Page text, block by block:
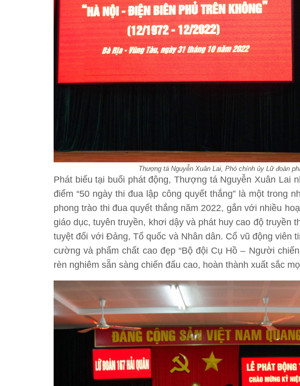
Thượng tá Nguyễn Xuân Lai, Phó chính ủy Lữ đoàn
Phát biểu tại buổi phát động, Thượng tá Nguyễn Xuân Lai
điểm “50 ngày thi đua lập công quyết thắng” là một trong
phong trào thi đua quyết thắng năm 2022, gắn với nhiều
giáo dục, tuyên truyền, khơi dậy và phát huy cao độ truyền
tuyệt đối với Đảng, Tổ quốc và Nhân dân. Cổ vũ động viên
cường và phẩm chất cao đẹp “Bộ đội Cụ Hồ – Người
rèn nghiêm sẵn sàng chiến đấu cao, hoàn thành xuất sắc